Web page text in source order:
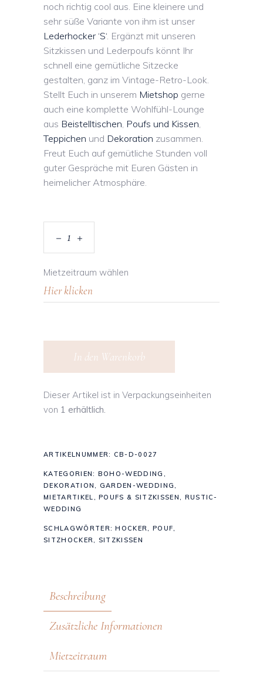
noch richtig cool aus. Eine kleinere und
sehr süße Variante von ihm ist unser
Lederhocker ‘S‘. Ergänzt mit unseren
Sitzkissen und Lederpoufs könnt Ihr
schnell eine gemütliche Sitzecke
gestalten, ganz im Vintage-Retro-Look.
Stellt Euch in unserem Mietshop gerne
auch eine komplette Wohlfühl-Lounge
aus Beistelltischen, Poufs und Kissen,
Teppichen und Dekoration zusammen.
Freut Euch auf gemütliche Stunden voll
guter Gespräche mit Euren Gästen in
heimelicher Atmosphäre.
Mietzeitraum wählen
In den Warenkorb
Dieser Artikel ist in Verpackungseinheiten
von 1 erhältlich.
ARTIKELNUMMER: CB-D-0027
KATEGORIEN: BOHO-WEDDING ,
DEKORATION, GARDEN-WEDDING,
MIETARTIKEL,POUFS & SITZKISSEN, RUSTIC-
WEDDING
SCHLAGWÖRTER:HOCKER,POUF,
SITZHOCKER, SITZKISSEN
Beschreibung
Zusätzliche Informationen
Mietzeitraum